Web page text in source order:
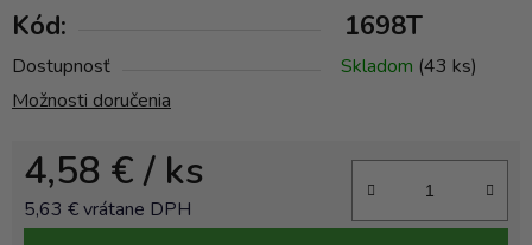
Kód: 1698T
Dostupnosť Skladom (43 ks)
Možnosti doručenia
4,58 €/ ks
5,63 € vrátane DPH